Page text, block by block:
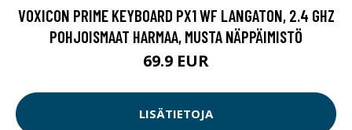
VOXICON PRIME KEYBOARD PX1 WF LANGATON, 2.4 GHZ
POHJOISMAAT HARMAA, MUSTA NÄPPÄIMISTÖ
69.9 EUR
LISÄTIETOJA